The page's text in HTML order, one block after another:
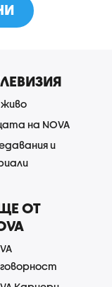
на NOVA
и
ОТ